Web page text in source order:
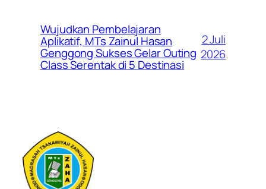
Wujudkan Pembelajaran
Aplikatif, MTs Zainul Hasan
Genggong Sukses Gelar Outing
Class Serentak di 5 Destinasi
2 Juli
2026